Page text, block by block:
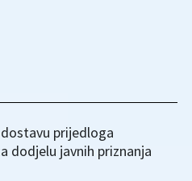
dostavu prijedloga
dodjelu javnih priznanja